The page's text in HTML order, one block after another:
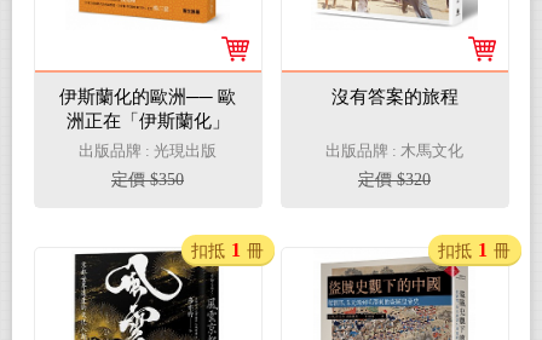
伊斯蘭化的歐洲── 歐
洲正在「伊斯蘭化」
嗎？這引起什麼樣的反
彈？歐洲又如何因應？
出版品牌 : 光現出版
定價 $350
沒有答案的旅程
出版品牌 : 木馬文化
定價 $320
扣抵 1 冊 扣抵 1 冊